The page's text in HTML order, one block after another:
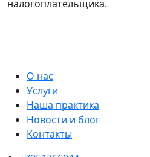
налогоплательщика.
О нас
Услуги
Наша практика
Новости и блог
Контакты